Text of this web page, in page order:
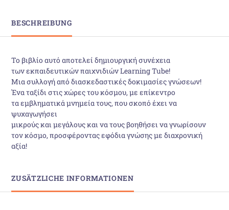
BESCHREIBUNG
Το βιβλίο αυτό αποτελεί δημιουργική συνέχεια
των εκπαιδευτικών παιχνιδιών Learning Tube!
Μια συλλογή από διασκεδαστικές δοκιμασίες γνώσεων!
Ένα ταξίδι στις χώρες του κόσμου, με επίκεντρο
τα εμβληματικά μνημεία τους, που σκοπό έχει να
ψυχαγωγήσει
μικρούς και μεγάλους και να τους βοηθήσει να γνωρίσουν
τον κόσμο, προσφέροντας εφόδια γνώσης με διαχρονική
αξία!
ZUSÄTZLICHE INFORMATIONEN